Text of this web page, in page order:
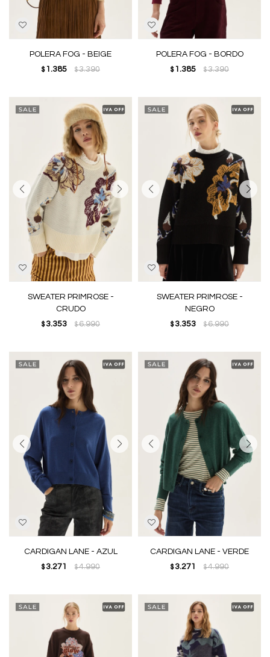
POLERA FOG - BEIGE
$ 1.385 $3.390
POLERA FOG - BORDO
$ 1.385 $3.390
SWEATER PRIMROSE -
CRUDO
$ 3.353 $6.990
SWEATER PRIMROSE -
NEGRO
$ 3.353 $6.990
CARDIGAN LANE - AZUL
$ 3.271 $4.990
CARDIGAN LANE - VERDE
$ 3.271 $4.990